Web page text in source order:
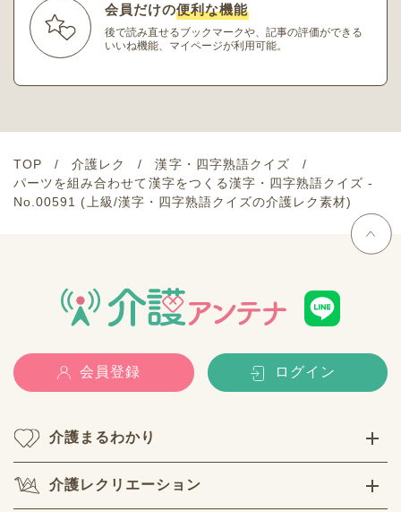
会員だけの便利な機能
後で読み直せるブックマークや、記事の評価ができる
いいね機能、マイページが利用可能。
TOP 介護レク
漢字・四字熟語クイズ
パーツを組み合わせて漢字をつくる漢字・四字熟語クイズ -
No.00591 (上級/漢字・四字熟語クイズの介護レク素材)
会員登録 ログイン
介護まるわかり
介護レクリエーション